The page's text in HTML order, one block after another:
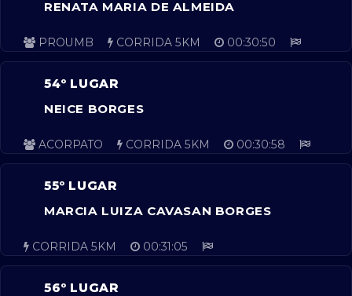
RENATA MARIA DE ALMEIDA
PROUMB CORRIDA 5KM 00:30:50
54º LUGAR
NEICE BORGES
ACORPATO CORRIDA 5KM 00:30:58
55º LUGAR
MARCIA LUIZA CAVASAN BORGES
CORRIDA 5KM 00:31:05
56º LUGAR